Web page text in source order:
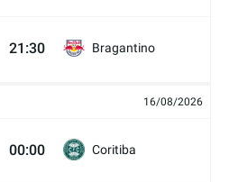
21:30 Bragantino
16/08/2026
00:00 Coritiba